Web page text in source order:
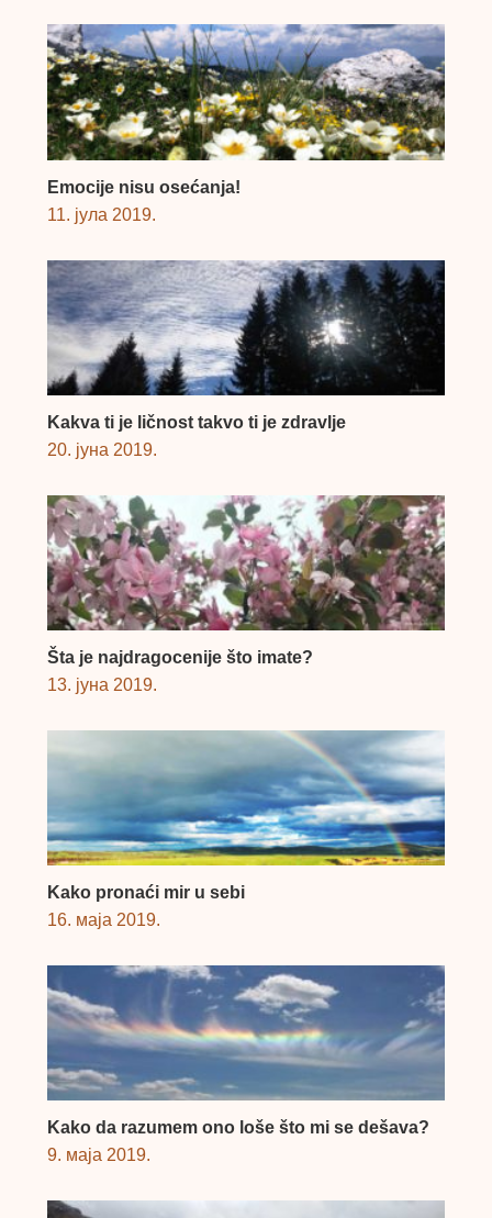
Emocije nisu osećanja!
11. јула 2019.
Kakva ti je ličnost takvo ti je zdravlje
20. јуна 2019.
Šta je najdragocenije što imate?
13. јуна 2019.
Kako pronaći mir u sebi
16. маја 2019.
Kako da razumem ono loše što mi se dešava?
9. маја 2019.